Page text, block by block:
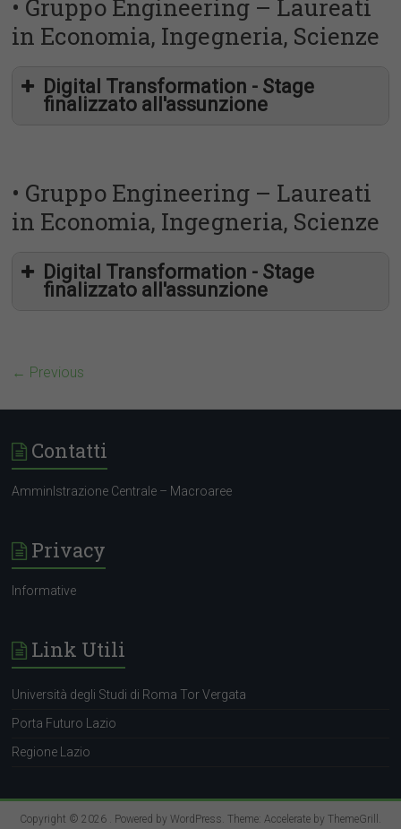
chiara.scaramella@eng.it
jessica.piretti@eng.it
Engineering Ingegneria Informatica
Informatica
jessica.piretti@eng.it
• Gruppo Engineering – Laureati
in Economia, Ingegneria, Scienze
Digital Transformation - Stage
finalizzato all'assunzione
• Gruppo Engineering – Laureati
in Economia, Ingegneria, Scienze
Digital Transformation - Stage
finalizzato all'assunzione
← Previous
Contatti
AmminIstrazione Centrale – Macroaree
Privacy
Informative
Link Utili
Università degli Studi di Roma Tor Vergata
Porta Futuro Lazio
Regione Lazio
Copyright © 2026 . Powered by WordPress. Theme: Accelerate by ThemeGrill .